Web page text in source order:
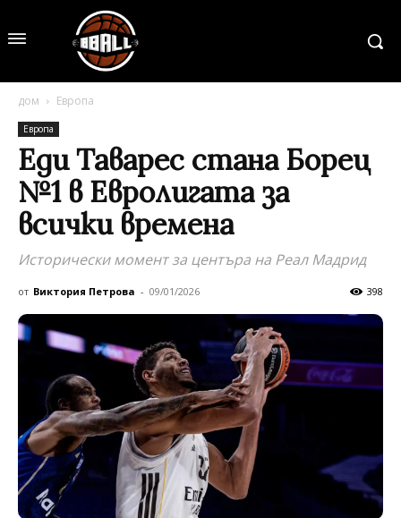
дом Европа
Европа
Еди Таварес стана Борец
№1 в Евролигата за
всички времена
Исторически момент за центъра на Реал Мадрид
от Виктория Петрова - 09/01/2026 398